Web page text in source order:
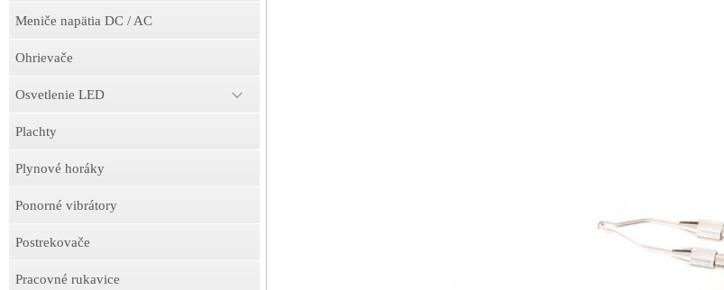
Meniče napätia DC / AC
Ohrievače
Osvetlenie LED
Plachty
Plynové horáky
Ponorné vibrátory
Postrekovače
Pracovné rukavice